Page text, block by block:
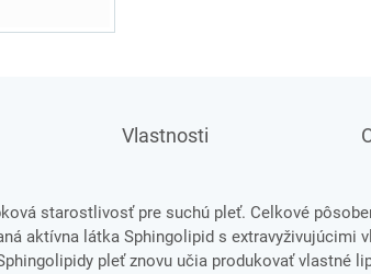
Vlastnosti
starostlivosť pre suchú pleť. Celkové
aktívna látka Sphingolipid s extravyživujúcimi
pleť znovu učia produkovať vlastné